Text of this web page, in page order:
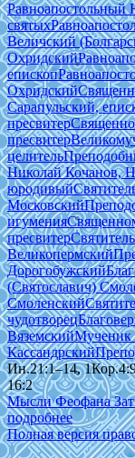
Равноапостольный
святых
Величский
Охридский
епископ
Охридский
Сарапульский,
пресвитер
пресвитер
целитель
Николай Кочанов,
юродивый
Московский
игумения
пресвитер
Великопермский
Дорогобужский
(Святославич)
Смоленский
чудотворец
ВяземскийМученик
Кассандрский
Ин.21:1–14,
16:2
Мысли Феофана
подробнее
Полная версия